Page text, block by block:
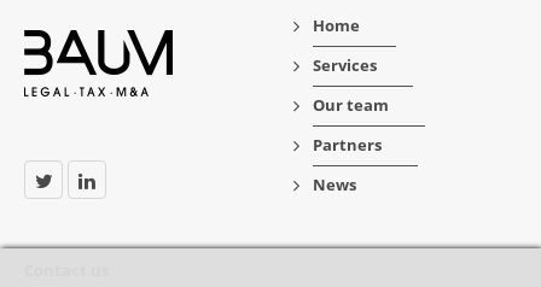
Home
Services
Our team
Partners
News